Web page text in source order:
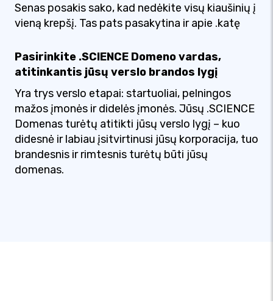
Senas posakis sako, kad nedėkite visų kiaušinių į
vieną krepšį. Tas pats pasakytina ir apie .katę
Pasirinkite .SCIENCE Domeno vardas,
atitinkantis jūsų verslo brandos lygį
Yra trys verslo etapai: startuoliai, pelningos
mažos įmonės ir didelės įmonės. Jūsų .SCIENCE
Domenas turėtų atitikti jūsų verslo lygį – kuo
didesnė ir labiau įsitvirtinusi jūsų korporacija, tuo
brandesnis ir rimtesnis turėtų būti jūsų
domenas.